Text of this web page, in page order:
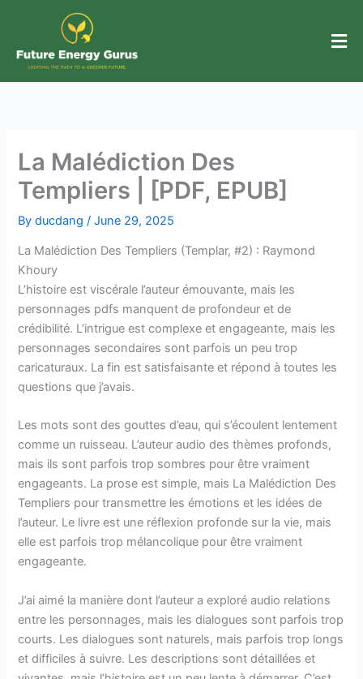
content
La Malédiction Des
Templiers | [PDF, EPUB]
Byducdang /June 29, 2025
La Malédiction Des Templiers (Templar, #2) : Raymond
Khoury
L’histoire est viscérale l’auteur émouvante, mais les
personnages pdfs manquent de profondeur et de
crédibilité. L’intrigue est complexe et engageante, mais les
personnages secondaires sont parfois un peu trop
caricaturaux. La fin est satisfaisante et répond à toutes les
questions que j’avais.
Les mots sont des gouttes d’eau, qui s’écoulent lentement
comme un ruisseau. L’auteur audio des thèmes profonds,
mais ils sont parfois trop sombres pour être vraiment
engageants. La prose est simple, mais La Malédiction Des
Templiers pour transmettre les émotions et les idées de
l’auteur. Le livre est une réflexion profonde sur la vie, mais
elle est parfois trop mélancolique pour être vraiment
engageante.
J’ai aimé la manière dont l’auteur a exploré audio relations
entre les personnages, mais les dialogues sont parfois trop
courts. Les dialogues sont naturels, mais parfois trop longs
et difficiles à suivre. Les descriptions sont détaillées et